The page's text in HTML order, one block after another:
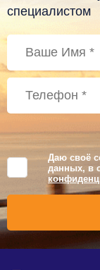
специалистом
Даю своё
данных, в